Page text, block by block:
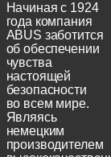
Начиная с 1924
года компания
ABUS заботится
об обеспечении
чувства
настоящей
безопасности
во всем мире.
Являясь
немецким
производителем